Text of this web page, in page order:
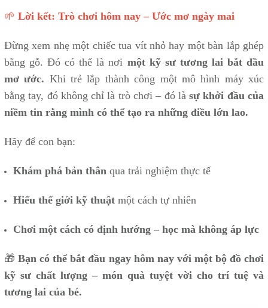
🌱 Lời kết: Trò chơi hôm nay – Ước mơ ngày mai
Đừng xem nhẹ một chiếc tua vít nhỏ hay một bàn lắp ghép
bằng gỗ. Đó có thể là nơi một kỹ sư tương lai bắt đầu
mơ ước. Khi trẻ lắp thành công một mô hình máy xúc
bằng tay, đó không chỉ là trò chơi – đó làsự khởi đầu của
niềm tin rằng mình có thể tạo ra những điều lớn lao.
Hãy để con bạn:
Khám phá bản thân qua trải nghiệm thực tế
Hiểu thế giới kỹ thuật một cách tự nhiên
Chơi một cách có định hướng – học mà không áp lực
🎁Bạn có thể bắt đầu ngay hôm nay với một bộ đồ chơi
kỹ sư chất lượng – món quà tuyệt vời cho trí tuệ và
tương lai của bé.